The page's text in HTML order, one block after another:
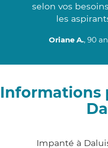
selon vos
les
Oriane A., 90
Informations
Impanté à